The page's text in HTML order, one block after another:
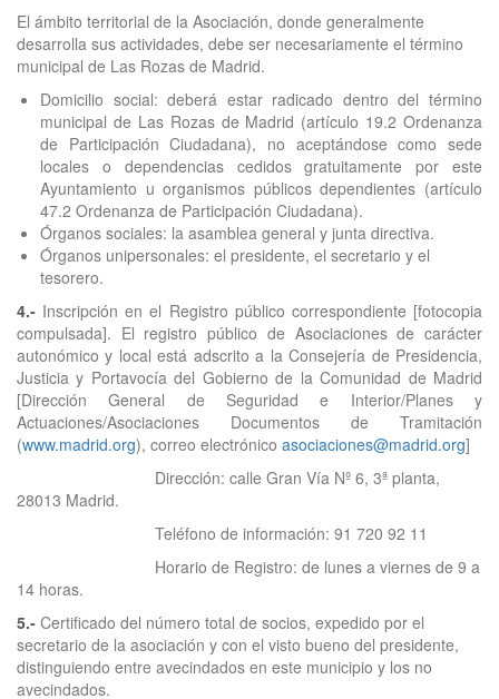
El ámbito territorial de la Asociación, donde generalmente
desarrolla sus actividades, debe ser necesariamente el término
municipal de Las Rozas de Madrid.
Domicilio social: deberá estar radicado dentro del término
municipal de Las Rozas de Madrid (artículo 19.2 Ordenanza
de Participación Ciudadana), no aceptándose como sede
locales o dependencias cedidos gratuitamente por este
Ayuntamiento u organismos públicos dependientes (artículo
47.2 Ordenanza de Participación Ciudadana).
Órganos sociales: la asamblea general y junta directiva.
Órganos unipersonales: el presidente, el secretario y el
tesorero.
4.- Inscripción en el Registro público correspondiente [fotocopia
compulsada]. El registro público de Asociaciones de carácter
autonómico y local está adscrito a la Consejería de Presidencia,
Justicia y Portavocía del Gobierno de la Comunidad de Madrid
[Dirección General de Seguridad e Interior/Planes y
Actuaciones/Asociaciones Documentos de Tramitación
(www.madrid.org), correo electrónico asociaciones@madrid.org]
Dirección: calle Gran Vía Nº 6, 3ª planta,
28013 Madrid.
Teléfono de información: 91 720 92 11
Horario de Registro: de lunes a viernes de 9 a
14 horas.
5.- Certificado del número total de socios, expedido por el
secretario de la asociación y con el visto bueno del presidente,
distinguiendo entre avecindados en este municipio y los no
avecindados.